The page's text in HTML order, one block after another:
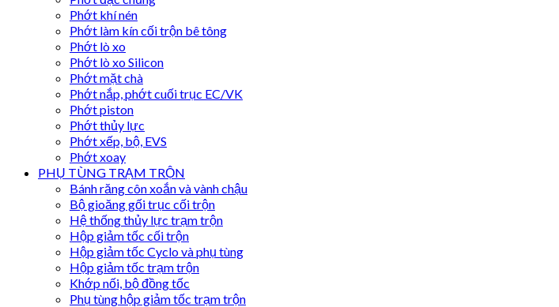
Phớt khí nén
Phớt làm kín cối trộn bê tông
Phớt lò xo
Phớt lò xo Silicon
Phớt mặt chà
Phớt nắp, phớt cuối trục EC/VK
Phớt piston
Phớt thủy lực
Phớt xếp, bộ, EVS
Phớt xoay
PHỤ TÙNG TRẠM TRỘN
Bánh răng côn xoắn và vành chậu
Bộ gioăng gối trục cối trộn
Hệ thống thủy lực trạm trộn
Hộp giảm tốc cối trộn
Hộp giảm tốc Cyclo và phụ tùng
Hộp giảm tốc trạm trộn
Khớp nối, bộ đồng tốc
Phụ tùng hộp giảm tốc trạm trộn